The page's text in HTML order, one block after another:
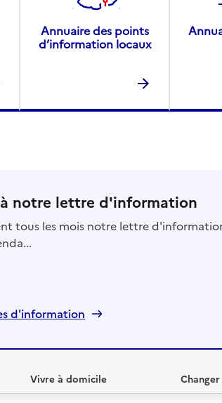
Annuaire des points
d’information locaux
notre lettre d'information
tous les mois notre lettre
d'information
Vivre à domicile